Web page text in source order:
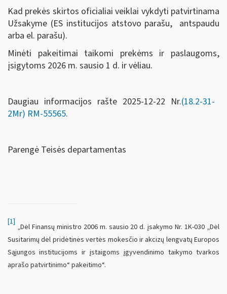
Kad prekės skirtos oficialiai veiklai vykdyti patvirtinama
Užsakyme (ES institucijos atstovo parašu, antspaudu
arba el. parašu).
Minėti pakeitimai taikomi prekėms ir paslaugoms,
įsigytoms 2026 m. sausio 1 d. ir vėliau.
Daugiau informacijos rašte 2025-12-22 Nr.(18.2-31-
2Mr) RM-55565.
Parengė Teisės departamentas
[1]
„Dėl Finansų ministro 2006 m. sausio 20 d. įsakymo Nr. 1K-030 „Dėl
Susitarimų dėl pridėtinės vertės mokesčio ir akcizų lengvatų Europos
Sąjungos institucijoms ir įstaigoms įgyvendinimo taikymo tvarkos
aprašo patvirtinimo“ pakeitimo“.